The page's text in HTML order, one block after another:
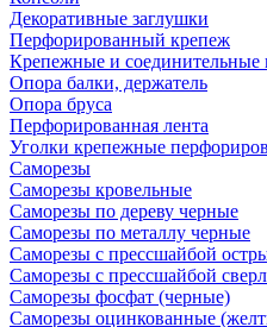
Декоративные заглушки
Перфорированный крепеж
Крепежные и соединительные
Опора балки, держатель
Опора бруса
Перфорированная лента
Уголки крепежные
Саморезы
Саморезы кровельные
Саморезы по дереву черные
Саморезы по металлу черные
Саморезы с прессшайбой
Саморезы с прессшайбой
Саморезы фосфат (черные)
Саморезы оцинкованные